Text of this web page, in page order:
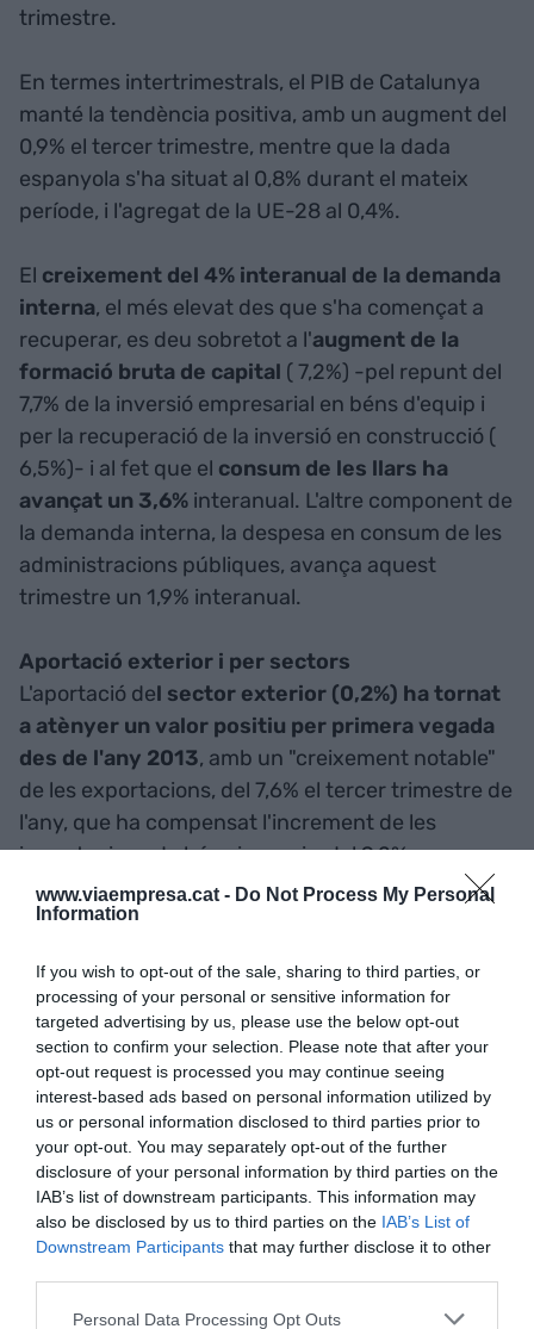
www.viaempresa.cat - Do Not Process My Personal
Information
If you wish to opt-out of the sale, sharing to third parties, or
processing of your personal or sensitive information for
targeted advertising by us, please use the below opt-out
section to confirm your selection. Please note that after your
opt-out request is processed you may continue seeing
interest-based ads based on personal information utilized by
us or personal information disclosed to third parties prior to
your opt-out. You may separately opt-out of the further
disclosure of your personal information by third parties on the
IAB’s list of downstream participants. This information may
also be disclosed by us to third parties on the IAB’s List of
Downstream Participants that may further disclose it to other
Personal Data Processing Opt Outs
trimestre.
En termes intertrimestrals, el PIB de Catalunya
manté la tendència positiva, amb un augment del
0,9% el tercer trimestre, mentre que la dada
espanyola s'ha situat al 0,8% durant el mateix
període, i l'agregat de la UE-28 al 0,4%.
El creixement del 4% interanual de la demanda
interna, el més elevat des que s'ha començat a
recuperar, es deu sobretot a l'augment de la
formació bruta de capital ( 7,2%) -pel repunt del
7,7% de la inversió empresarial en béns d'equip i
per la recuperació de la inversió en construcció (
6,5%)- i al fet que el consum de les llars ha
avançat un 3,6% interanual. L'altre component de
la demanda interna, la despesa en consum de les
administracions públiques, avança aquest
trimestre un 1,9% interanual.
Aportació exterior i per sectors
L'aportació del sector exterior (0,2%) ha tornat
a atènyer un valor positiu per primera vegada
des de l'any 2013, amb un "creixement notable"
de les exportacions, del 7,6% el tercer trimestre de
l'any, que ha compensat l'increment de les
importacions de béns i serveis, del 9,2%.
Respecte al comportament de l'oferta per sectors,
consecutiu , amb un 5% interanual el tercer
trimestre, mentre que l'agricultura segueix en
taxes negatives(-0,9% interanual).
indústria avança un 3%
, impulsada pel
comportament de les branques d'activitat de
l'alimentació i de la fabricació de maquinària i
equipaments, que contraresten la desacceleració
de les branques de fabricació de materials de